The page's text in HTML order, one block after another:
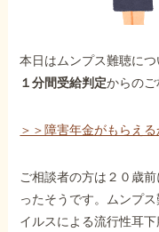
受給事例
本日はムンプス難聴につ
１分間受給判定からのご
＞＞障害年金がもらえ
ご相談者の方は２０歳
ったそうです。ムンプ
イルスによる流行性耳